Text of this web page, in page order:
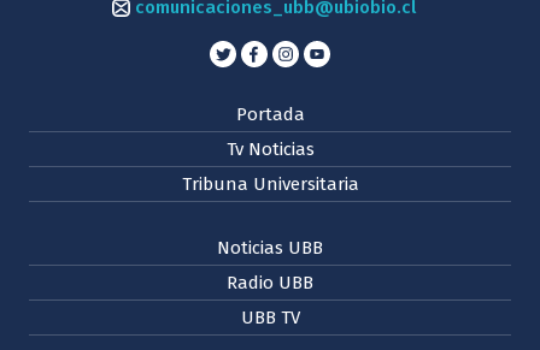
comunicaciones_ubb@ubiobio.cl
Portada
Tv Noticias
Tribuna Universitaria
Noticias UBB
Radio UBB
UBB TV